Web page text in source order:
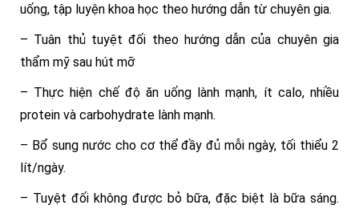
uống, tập luyện khoa học theo hướng dẫn từ chuyên gia.
– Tuân thủ tuyệt đối theo hướng dẫn của chuyên gia
thẩm mỹ sau hút mỡ
– Thực hiện chế độ ăn uống lành mạnh, ít calo, nhiều
protein và carbohydrate lành mạnh.
– Bổ sung nước cho cơ thể đầy đủ mỗi ngày, tối thiểu 2
lít/ngày.
– Tuyệt đối không được bỏ bữa, đặc biệt là bữa sáng.